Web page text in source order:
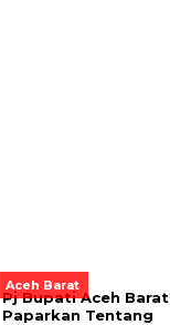
Aceh Barat
Pj Bupati Aceh Barat
Paparkan Tentang